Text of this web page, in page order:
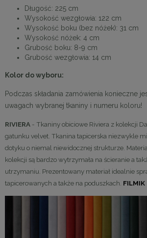
Długość: 225 cm
Wysokość wezgłowia: 122 cm
Wysokość boku (bez nóżek): 31 cm
Wysokość nóżek: 4 cm
Grubość boku: 8-9 cm
Grubość wezgłowia: 14 cm
Kolor do wyboru:
Podczas składania zamówienia konieczne
uwagach wybranej tkaniny i numeru koloru!
RIVIERA - Tkaniny obiciowe Riviera z kolekcji
gatunku velvet. Tkanina tapicerska niezwykle
dotyku o niemal niewidocznej strukturze.
kolekcji są bardzo wytrzymała na ścieranie a
utrzymaniu. Prezentowany materiał idealnie
tapicerowanych a także na poduszkach. FILMIK